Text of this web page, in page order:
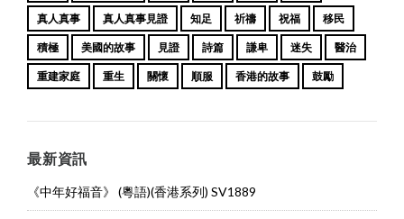
真人真事 真人真事見證 知足 祈禱 祝福 移民
積極 美國的故事 見證 詩篇 謙卑 迷失 醫治
重建家庭 重生 關懷 順服 香港的故事 鼓勵
最新資訊
《中年好福音》 (粵語)(香港系列) SV1889